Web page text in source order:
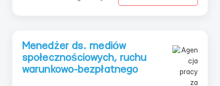
Menedżer ds. mediów
społecznościowych, ruchu
warunkowo-bezpłatnego